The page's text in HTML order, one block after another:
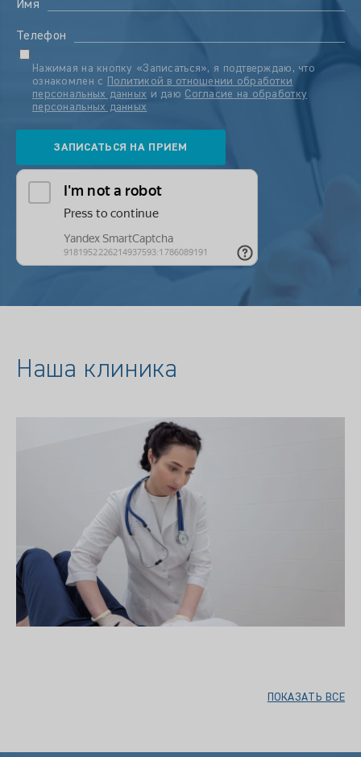
Имя
Телефон
Нажимая на кнопку «Записаться», я подтверждаю, что
ознакомлен с Политикой в отношении обработки
персональных данных и даю Согласие на обработку
персональных данных
Наша клиника
ПОКАЗАТЬ ВСЕ